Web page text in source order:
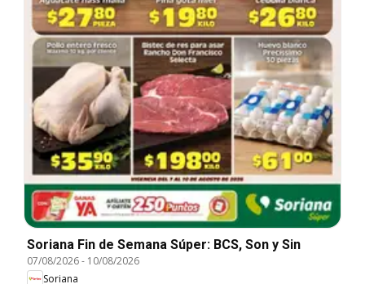
Soriana Fin de Semana Súper: BCS, Son y Sin
07/08/2026- 10/08/2026
Soriana